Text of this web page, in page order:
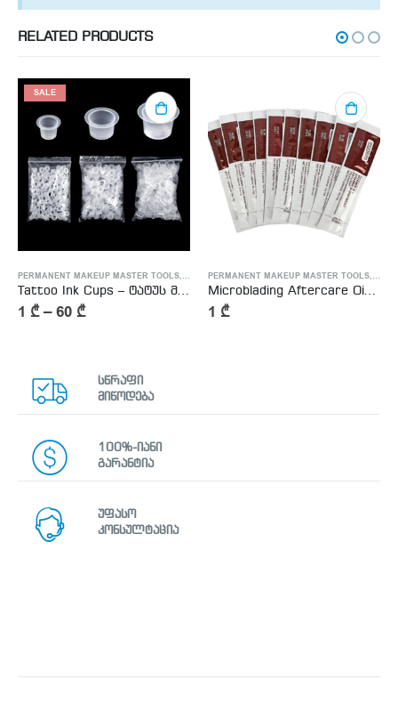
RELATED PRODUCTS
MASTER SUPPLIES
SALE
PERMANENT MAKEUP MASTER TOOLS, TATTOO MASTER SUPPLIES
Tattoo Ink Cups – ტატუს მელნის ჭიქები
1 ₾–60 ₾
PERMANENT MAKEUP MASTER TOOLS,
Microblading Aftercare Ointment Vitamin A&D
1 ₾
სწრაფი
მიწოდება
100%-იანი
გარანტია
უფასო
კონსულტაცია